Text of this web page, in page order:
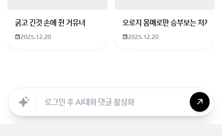
굵고 긴것 손에 쥔 거유녀
2025.12.20
오로지 몸매로만 승부보는 처자
2025.12.20